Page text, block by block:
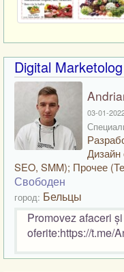
Digital
03-01-
Дизайн
SEO, SMM); Прочее
Свободен
город: Бельцы
Promovez afaceri
oferite:https://t.me/